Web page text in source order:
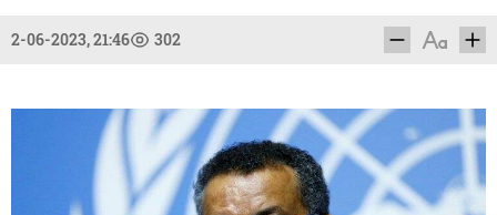
2-06-2023, 21:46 302